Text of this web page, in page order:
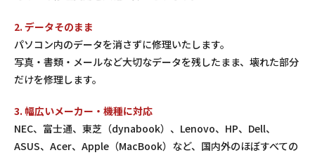
2. データそのまま
パソコン内のデータを消さずに修理いたします。
写真・書類・メールなど大切なデータを残したまま、壊れた部分
だけを修理します。
3. 幅広いメーカー・機種に対応
NEC、富士通、東芝（dynabook）、Lenovo、HP、Dell、
ASUS、Acer、Apple（MacBook）など、国内外のほぼすべての